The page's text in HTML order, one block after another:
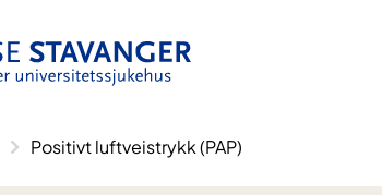
Positivt luftveistrykk (PAP)